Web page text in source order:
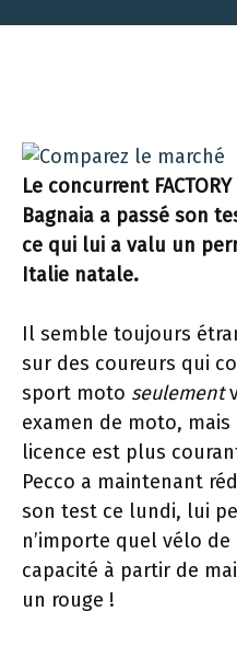
Le concurrent
Bagnaia a passé son
ce qui lui a valu un
Italie natale.
Il semble toujours
sur des coureurs qui
sport moto seulement
examen de moto,
licence est plus
Pecco a maintenant
son test ce lundi, lui
n’importe quel vélo
capacité à partir de
un rouge !